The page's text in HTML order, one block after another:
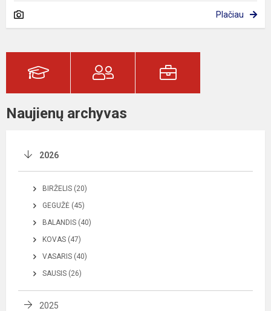
Plačiau
Naujienų archyvas
2026
BIRŽELIS (20)
GEGUŽĖ (45)
BALANDIS (40)
KOVAS (47)
VASARIS (40)
SAUSIS (26)
2025